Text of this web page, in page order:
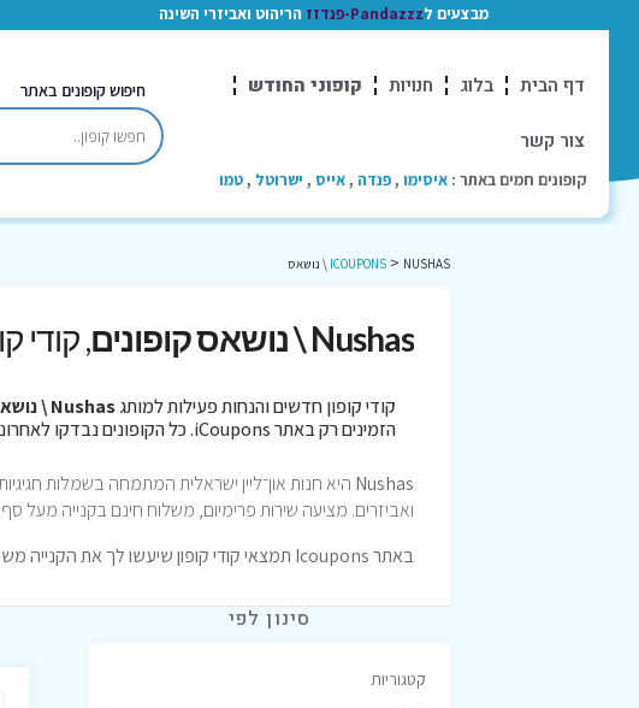
מבצעים לPandazzz-פנדזז הריהוט ואביזרי השינה
דף הבית בלוג חנויות קופוני החודש
צור קשר
קופונים חמים באתר : איסימו ,פנדה ,אייס , ישרוטל ,טמו
חיפוש קופונים באתר
ICOUPONS > NUSHAS \ נושאס
Nushas \ נושאס קופונים , קודי
קודי קופון חדשים והנחות פעילות למותגNushas \ נושאס
הזמינים רק באתר iCoupons. כל הקופונים נבדקו לאחרונה בתאריך 08/08/2026!
Nushas היא חנות און־ליין ישראלית המתמחה בשמלות
ואביזרים. מציעה שירות פרימיום, משלוח חינם בקנייה מעל
באתר Icoupons תמצאי קודי קופון שיעשו לך את הקנייה משתלמת יותר.
סינון לפי
קטגוריות